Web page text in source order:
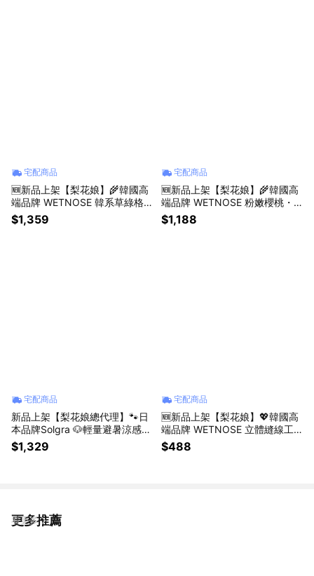
宅配商品
🆕新品上架【梨花娘】🌾韓國高
端品牌 WETNOSE 韓系草綠格
紋慢食嗅覺墊・微醺貓薄荷刀叉
玩具三件組(手工製作，等待期約
$1,359
宅配商品
🆕新品上架【梨花娘】🌾韓國高
端品牌 WETNOSE 粉嫩櫻桃・
雙層毛絨冰淇淋寵物玩具(手工製
作，等待期約10~15天)
$1,188
宅配商品
新品上架【梨花娘總代理】🐾日
本品牌Solgra 🐶輕量避暑涼感萌
耳遮陽寵物帽/冰涼圍脖(6款)
$1,329
宅配商品
🆕新品上架【梨花娘】💖韓國高
端品牌 WETNOSE 立體縫線工
藝 ‧ 韓系犬貓響聲貓草柑橘系列
寵物玩具🍊 (手工製作，等待期
$488
更多推薦
看更多